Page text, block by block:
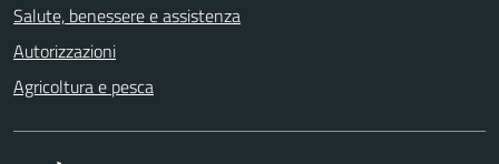
Salute, benessere e assistenza
Autorizzazioni
Agricoltura e pesca